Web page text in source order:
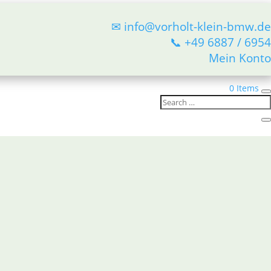
✉ info@vorholt-klein-bmw.de
📞 +49 6887 / 6954
Mein Konto
0 Items